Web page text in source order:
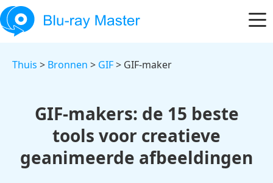
Thuis > Bronnen > GIF> GIF-maker
GIF-makers: de 15 beste
tools voor creatieve
geanimeerde afbeeldingen